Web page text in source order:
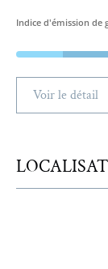
Indice d'émission de
Voir le détail